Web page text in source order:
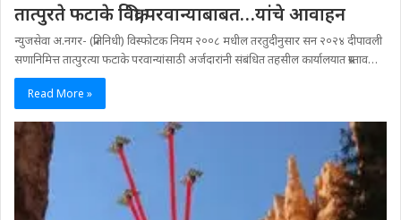
तात्पुरते फटाके विक्री,परवान्याबाबत…यांचे आवाहन
न्युजसेवा अ.नगर- (प्रतिनिधी) विस्फोटक नियम २००८ मधील तरतुदीनुसार सन २०२४ दीपावली
सणानिमित्त तात्पुरत्या फटाके परवान्यांसाठी अर्जदारांनी संबंधित तहसील कार्यालयात प्रस्ताव…
Read More »